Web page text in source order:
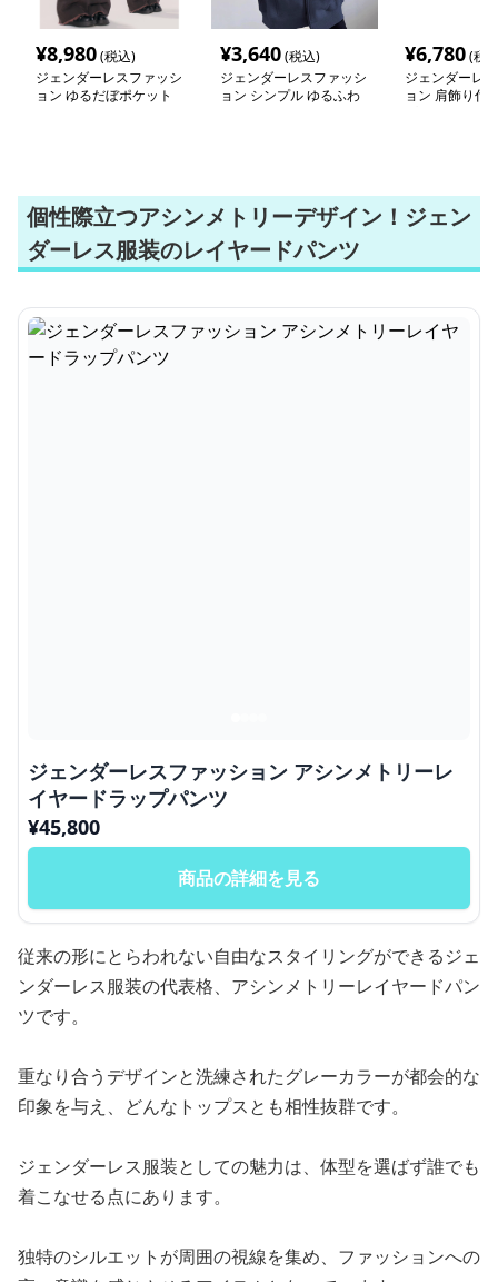
¥8,980(税込)
ジェンダーレスファッシ
ョン ゆるだぼポケット
¥3,640(税込)
ジェンダーレスファッシ
ョン シンプル ゆるふわ
¥6,780(税
ジェンダーレ
ョン 肩飾り付
個性際立つアシンメトリーデザイン！ジェン
ダーレス服装のレイヤードパンツ
ジェンダーレスファッション アシンメトリーレ
イヤードラップパンツ
¥45,800
商品の詳細を見る
従来の形にとらわれない自由なスタイリングができるジェ
ンダーレス服装の代表格、アシンメトリーレイヤードパン
ツです。
重なり合うデザインと洗練されたグレーカラーが都会的な
印象を与え、どんなトップスとも相性抜群です。
ジェンダーレス服装としての魅力は、体型を選ばず誰でも
着こなせる点にあります。
独特のシルエットが周囲の視線を集め、ファッションへの